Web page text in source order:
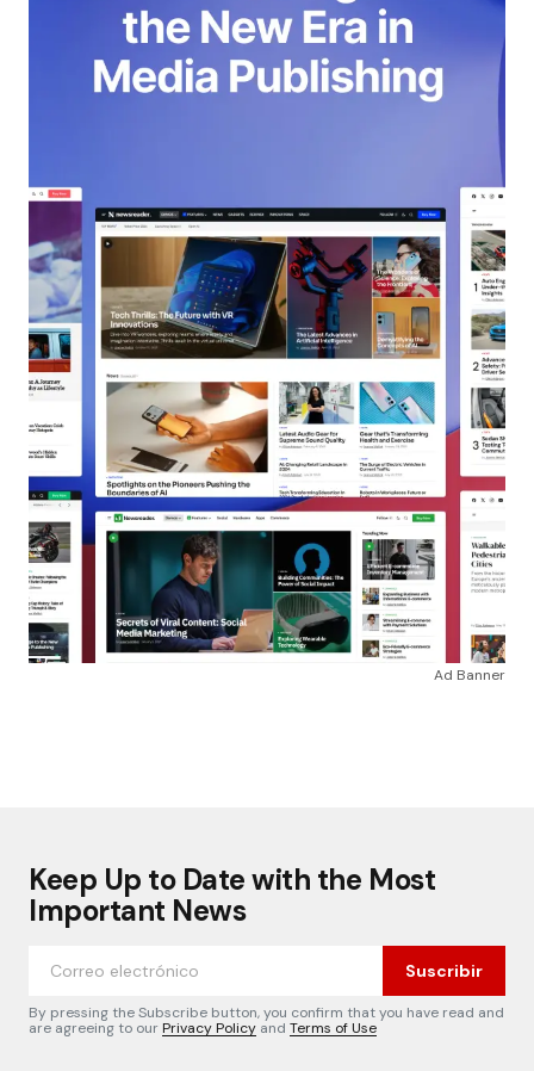
Ad Banner
Keep Up to Date with the Most
Important News
Suscribir
By pressing the Subscribe button, you confirm that you have read and
are agreeing to ourPrivacy Policy and Terms of Use